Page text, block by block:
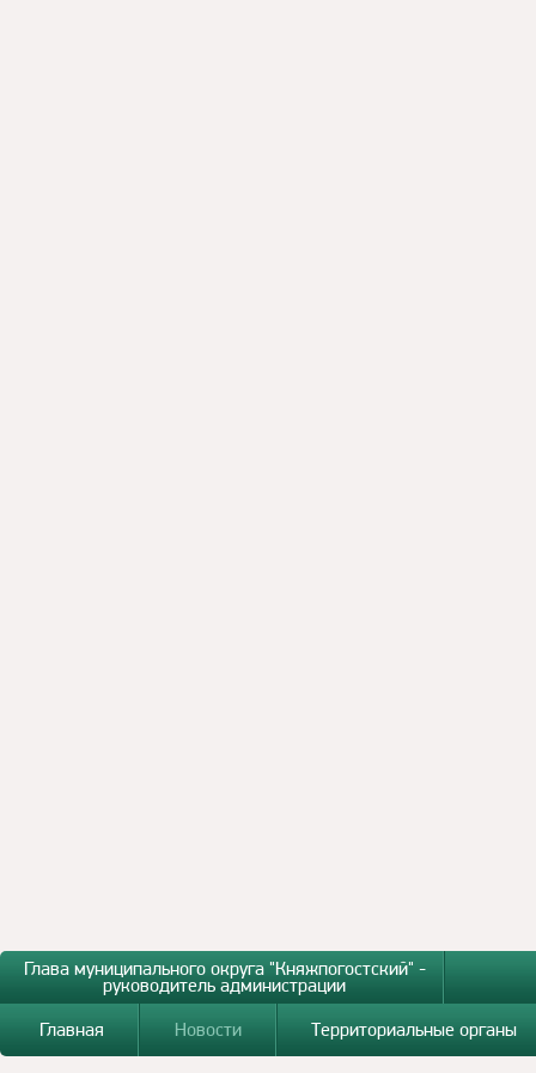
Глава муниципального округа "Княжпогостский" -
руководитель администрации
Главная
Новости Территориальные органы